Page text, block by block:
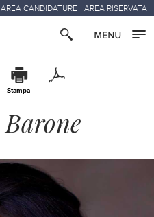
AREA CANDIDATURE AREA RISERVATA
Stampa
Barone